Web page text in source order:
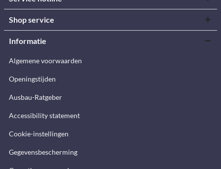
Shop service
Informatie
Algemene voorwaarden
Openingstijden
Ausbau-Ratgeber
Accessibility statement
Cookie-instellingen
Gegevensbescherming